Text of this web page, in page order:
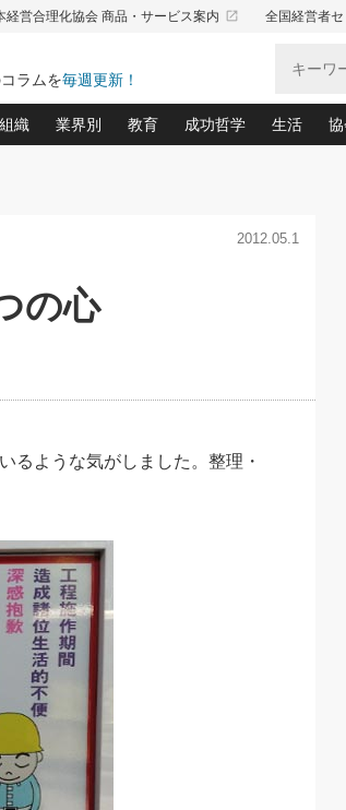
経営合理化協会 商品・サービス案内 launch 全国経営者
ラムを毎週更新！
2026.08.5
第
おきたい、やってお
戦略の新常識』(12)
る「一流の仕事術」(28)
場(10)
ト商品」(109)
が残る決算書にするために、やっておきたいこと
り抜くための緊急対策(100)
書の会社はココが違う！(36)
の「経理財務の見どころ・勘どころ・ツッコミど
組織
職場の生産性を下げるハラスメントの予防策(10)
賃金決定の定石(68)
顧客・社員・社会から支持される「ウェルビー
業界別
大久保一彦の“流行る”お店の仕組みづく
柿内幸夫─社長のための現場改善(174)
教育
あなただからお願いしたい
クレーム対応 実践マニュアル
クレーム対応の新知識と新常
デキル社員に育てる！ 社員教
欧米資産家に学ぶ二世教育
成功哲学
中国哲学に学ぶ 不況
令和時代の「社長の
先人の名句名言の教
渡部昇一の「日本の
生活
おのこ
(50)
デジタ
リーダ
ワイン
必読！
眼と耳
社長の
米国ス
高橋一
協
2012.05.1
の心
るような気がしました。整理・